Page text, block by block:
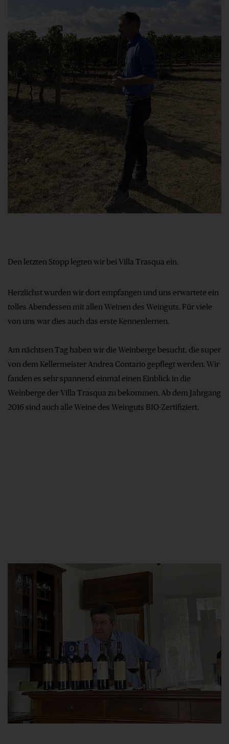
Den letzten Stopp legten wir bei Villa Trasqua ein.
Herzlichst wurden wir dort empfangen und uns erwartete ein
tolles Abendessen mit allen Weinen des Weinguts. Für viele
von uns war dies auch das erste Kennenlernen.
Am nächtsen Tag haben wir die Weinberge besucht, die super
von dem Kellermeister Andrea Contario gepflegt werden. Wir
fanden es sehr spannend einmal einen Einblick in die
Weinberge der Villa Trasqua zu bekommen. Ab dem Jahrgang
2016 sind auch alle Weine des Weinguts BIO-Zertifiziert.